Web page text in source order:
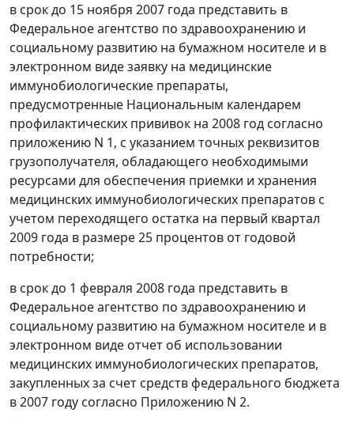
в срок до 15 ноября 2007 года представить в
Федеральное агентство по здравоохранению и
социальному развитию на бумажном носителе и в
электронном виде заявку на медицинские
иммунобиологические препараты,
предусмотренные Национальным календарем
профилактических прививок на 2008 год согласно
приложению N 1, с указанием точных реквизитов
грузополучателя, обладающего необходимыми
ресурсами для обеспечения приемки и хранения
медицинских иммунобиологических препаратов с
учетом переходящего остатка на первый квартал
2009 года в размере 25 процентов от годовой
потребности;
в срок до 1 февраля 2008 года представить в
Федеральное агентство по здравоохранению и
социальному развитию на бумажном носителе и в
электронном виде отчет об использовании
медицинских иммунобиологических препаратов,
закупленных за счет средств федерального бюджета
в 2007 году согласно Приложению N 2.